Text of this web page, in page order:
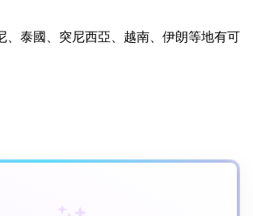
、泰國、突尼西亞、越南、伊朗等地有可